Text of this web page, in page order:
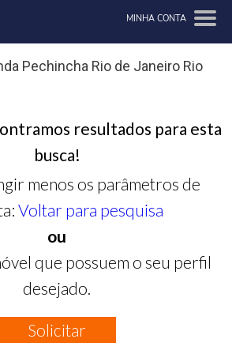
MINHA CONTA
Pechincha Rio de Janeiro Rio
resultados para esta
busca!
menos os parâmetros de
Voltar para pesquisa
ou
que possuem o seu perfil
desejado.
Solicitar